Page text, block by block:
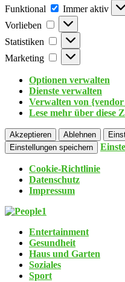
Funktional
Immer aktiv
Vorlieben
Statistiken
Marketing
Optionen verwalten
Dienste verwalten
Verwalten von
Lese mehr über diese
Akzeptieren Ablehnen
Einstellungen speichern
Cookie-Richtlinie
Datenschutz
Impressum
Entertainment
Gesundheit
Haus und Garten
Soziales
Sport